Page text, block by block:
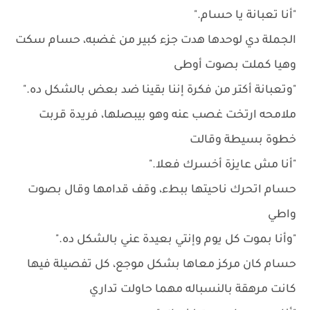
"أنا تعبانة يا حسام."
الجملة دي لوحدها هدت جزء كبير من غضبه، حسام سكت
وهيا كملت بصوت أوطى
"وتعبانة أكتر من فكرة إننا بقينا ضد بعض بالشكل ده."
ملامحه ارتخت غصب عنه وهو بيبصلها، فريدة قربت
خطوة بسيطة وقالت
"أنا مش عايزة أخسرك فعلا."
حسام اتحرك ناحيتها ببطء، وقف قدامها وقال بصوت
واطي
"وأنا بموت كل يوم وإنتي بعيدة عني بالشكل ده."
حسام كان مركز معاها بشكل موجع، كل تفصيلة فيها
كانت مرهقة بالنسباله مهما حاولت تداري